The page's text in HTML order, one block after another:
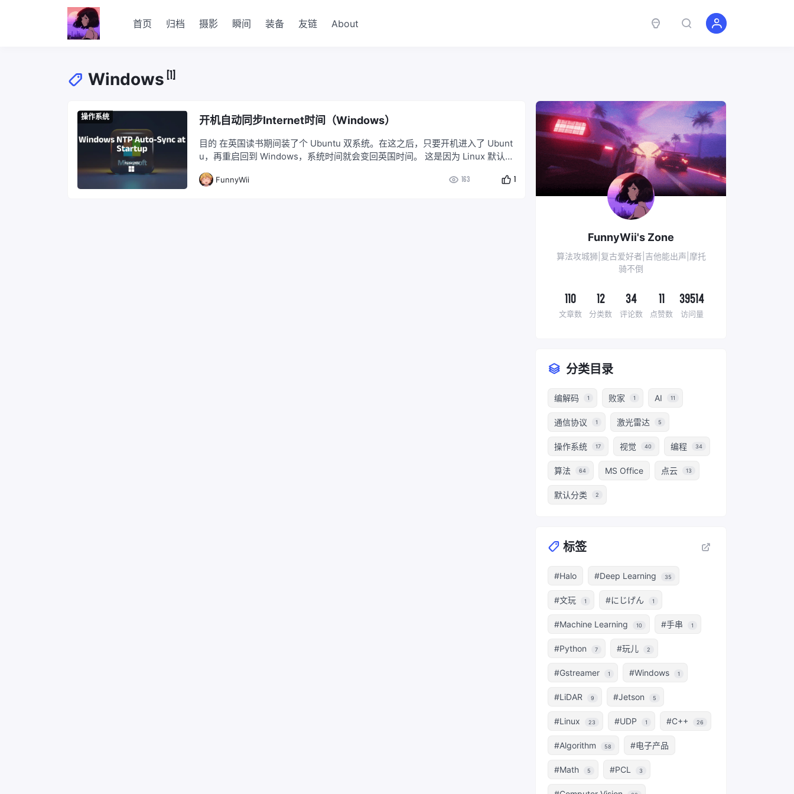
首页 归档 摄影 瞬间 装备 友链 About
Windows [1]
操作系统 开机自动同步Internet时间（Windows）
目的 在英国读书期间装了个 Ubuntu 双系统。在这之后，只要开机进入了 Ubunt
u，再重启回到 Windows，系统时间就会变回英国时间。 这是因为 Linux 默认将
其实这不是什么大问题，但是一些特殊软件需要正
FunnyWii 163 1
FunnyWii's Zone
算法攻城狮|复古爱好者|吉他能出声|摩托
骑不倒
110
文章数
12
分类数
34
评论数
11
点赞数
39514
访问量
分类目录
编解码 1 败家 1 AI 11
通信协议 1 激光雷达 5
操作系统 17 视觉 40 编程 34
算法 64 MS Office 点云 13
默认分类 2
标签
#Halo #Deep Learning 35
#文玩 1 #にじげん 1
#Machine Learning 10 #手串 1
#Python 7 #玩儿 2
#Gstreamer 1 #Windows 1
#LiDAR 9 #Jetson 5
#Linux 23 #UDP 1 #C++ 26
#Algorithm 58 #电子产品
#Math 5 #PCL 3